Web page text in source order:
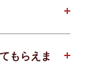
もらえま